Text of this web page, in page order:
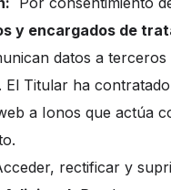
y encargados de
datos a
El Titular ha
a Ionos que actúa
rectificar y